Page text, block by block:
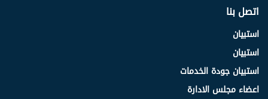
اتصل بنا
استبيان
استبيان
استبيان جودة الخدمات
اعضاء مجلس الادارة